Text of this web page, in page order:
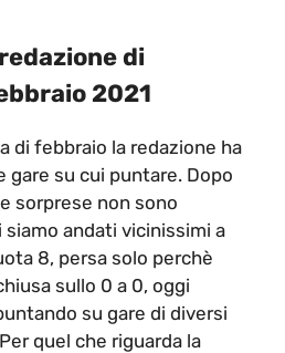
di
2021
di febbraio la redazione ha
gare su cui puntare. Dopo
sorprese non sono
siamo andati vicinissimi a
8, persa solo perchè
sullo 0 a 0, oggi
su gare di diversi
quel che riguarda la